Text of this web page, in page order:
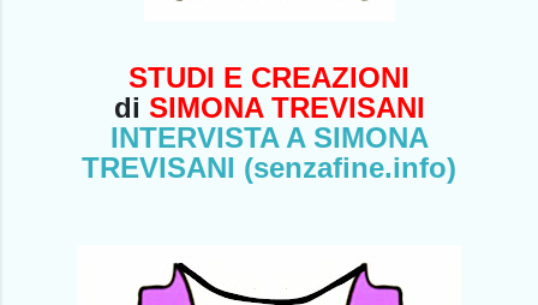
STUDI E CREAZIONI
di SIMONA TREVISANI
INTERVISTA A SIMONA
TREVISANI (senzafine.info)